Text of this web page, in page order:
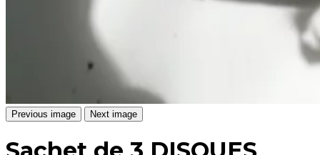
Previous image Next image